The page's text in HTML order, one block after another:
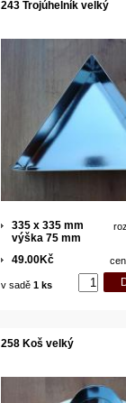
243 Trojúhelník velký
335 x 335 mm
výška 75 mm
49.00Kč
v sadě 1 ks
258 Koš velký